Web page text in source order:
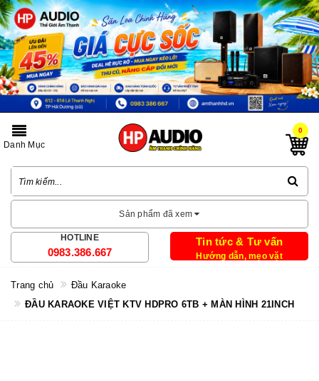
0
Danh Mục
Sản phẩm đã xem
HOTLINE
0983.386.667
Tin tức & Tư vấn
Hướng dẫn, mẹo vặt
Trang chủ
Đầu Karaoke
ĐẦU KARAOKE VIỆT KTV HDPRO 6TB + MÀN HÌNH 21INCH